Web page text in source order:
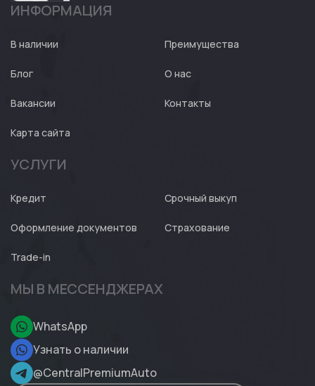
Авто
ИНФОРМАЦИЯ
В наличии Преимущества
Блог О нас
Вакансии Контакты
Карта сайта
УСЛУГИ
Кредит Срочный выкуп
Оформление документов Страхование
Trade-in
МЫ В МЕССЕНДЖЕРАХ
WhatsApp
Узнать о наличии
@CentralPremiumAuto